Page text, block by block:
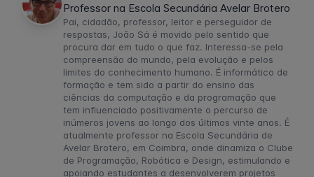
Professor na Escola Secundária Avelar Brotero
Pai, cidadão, professor, leitor e perseguidor de
respostas, João Sá é movido pelo sentido que
procura dar em tudo o que faz. Interessa-se pela
compreensão do mundo, pela evolução e pelos
limites do conhecimento humano. É informático de
formação e tem sido a partir do ensino das
ciências da computação e da programação que
tem influenciado positivamente o percurso de
inúmeros jovens ao longo dos últimos vinte anos. É
atualmente professor na Escola Secundária de
Avelar Brotero, em Coimbra, onde dinamiza o Clube
de Programação, Robótica e Design, estimulando e
apoiando estudantes a desenvolverem projetos